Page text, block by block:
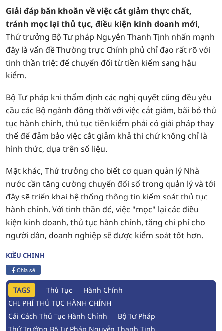
Giải đáp băn khoăn về việc cắt giảm thực chất,
tránh mọc lại thủ tục, điều kiện kinh doanh mới,
Thứ trưởng Bộ Tư pháp Nguyễn Thanh Tịnh nhấn mạnh
đây là vấn đề Thường trực Chính phủ chỉ đạo rất rõ với
tinh thần triệt để chuyển đổi từ tiền kiểm sang hậu
kiểm.
Bộ Tư pháp khi thẩm định các nghị quyết cũng đều yêu
cầu các Bộ ngành đồng thời với việc cắt giảm, bãi bỏ thủ
tục hành chính, thủ tục tiền kiểm phải có giải pháp thay
thế để đảm bảo việc cắt giảm khả thi chứ không chỉ là
hình thức, dựa trên số liệu.
Mặt khác, Thứ trưởng cho biết cơ quan quản lý Nhà
nước cần tăng cường chuyển đổi số trong quản lý và tới
đây sẽ triển khai hệ thống thông tin kiểm soát thủ tục
hành chính. Với tinh thần đó, việc "mọc" lại các điều
kiện kinh doanh, thủ tục hành chính, tăng chi phí cho
người dân, doanh nghiệp sẽ được kiểm soát tốt hơn.
KIỀU CHINH
Chia sẻ
TAGS Thủ Tục
Hành Chính
CHI PHÍ THỦ TỤC HÀNH CHÍNH
Cải Cách Thủ Tục Hành Chính
Bộ Tư Pháp
Thứ Trưởng Bộ Tư Pháp Nguyễn Thanh Tịnh